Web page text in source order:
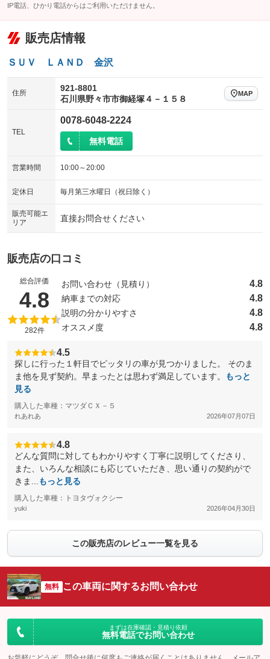
IP電話、ひかり電話からはご利用いただけません。
販売店情報
ＳＵＶ ＬＡＮＤ 金沢
住所
921-8801
石川県野々市市御経塚４－１５８
MAP
TEL
0078-6048-2224
無料電話
営業時間 10:00～20:00
定休日 毎月第三水曜日（祝日除く）
販売可能エ
リア
直接お問合せください
販売店の口コミ
総合評価
4.8 （5点満点中）
282件
お問い合わせ（見積り） 4.8
納車までの対応 4.8
説明の分かりやすさ 4.8
オススメ度 4.8
4.5
探しに行った１軒目でピッタリの車が見つかりました。 そのま
ま他を見ず契約。早まったとは思わず満足しています。
もっと
見る
購入した車種：マツダＣＸ－５
れあれあ 2026年07月07日
4.8
どんな質問に対してもわかりやすく丁寧に説明してくださり、
また、いろんな相談にも応じていただき、思い通りの契約がで
きま...
もっと見る
購入した車種：トヨタヴォクシー
yuki 2026年04月30日
この販売店のレビュー一覧を見る
無料 この車両に関するお問い合わせ
まずは在庫確認・見積り依頼
無料電話でお問い合わせ